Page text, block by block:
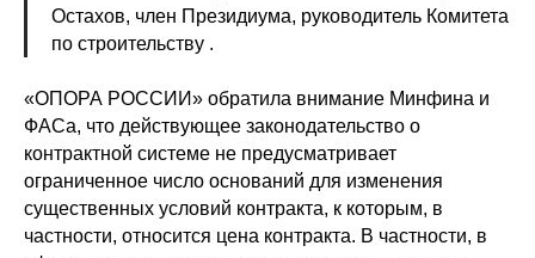
Остахов, член Президиума, руководитель Комитета
по строительству .
«ОПОРА РОССИИ» обратила внимание Минфина и
ФАСа, что действующее законодательство о
контрактной системе не предусматривает
ограниченное число оснований для изменения
существенных условий контракта, к которым, в
частности, относится цена контракта. В частности, в